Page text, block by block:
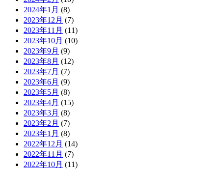
2024年1月 (8)
2023年12月 (7)
2023年11月 (11)
2023年10月 (10)
2023年9月 (9)
2023年8月 (12)
2023年7月 (7)
2023年6月 (9)
2023年5月 (8)
2023年4月 (15)
2023年3月 (8)
2023年2月 (7)
2023年1月 (8)
2022年12月 (14)
2022年11月 (7)
2022年10月 (11)